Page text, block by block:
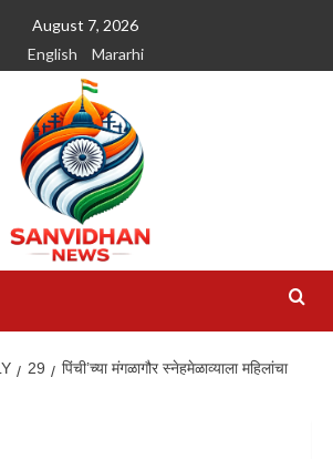
August 7, 2026
English
Mararhi
29
पिंची’च्या मंगळागौर स्नेहमेळाव्याला महिलांचा